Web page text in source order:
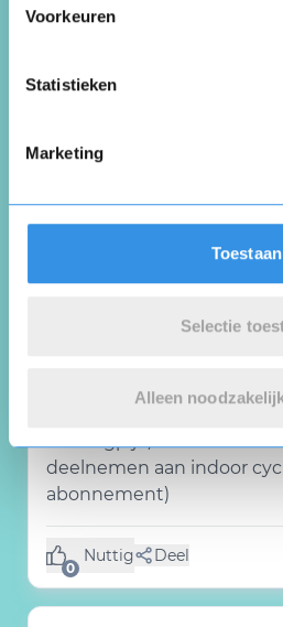
Voorkeuren
Statistieken
Marketing
Toestaan
Selectie
Alleen
7 februari 2024
0 (0 like)
M.
27 september 2022
Ivm rugpijn/last knie niet
deelnemen aan indoor
abonnement)
0
Nuttig
(0 like) Deel